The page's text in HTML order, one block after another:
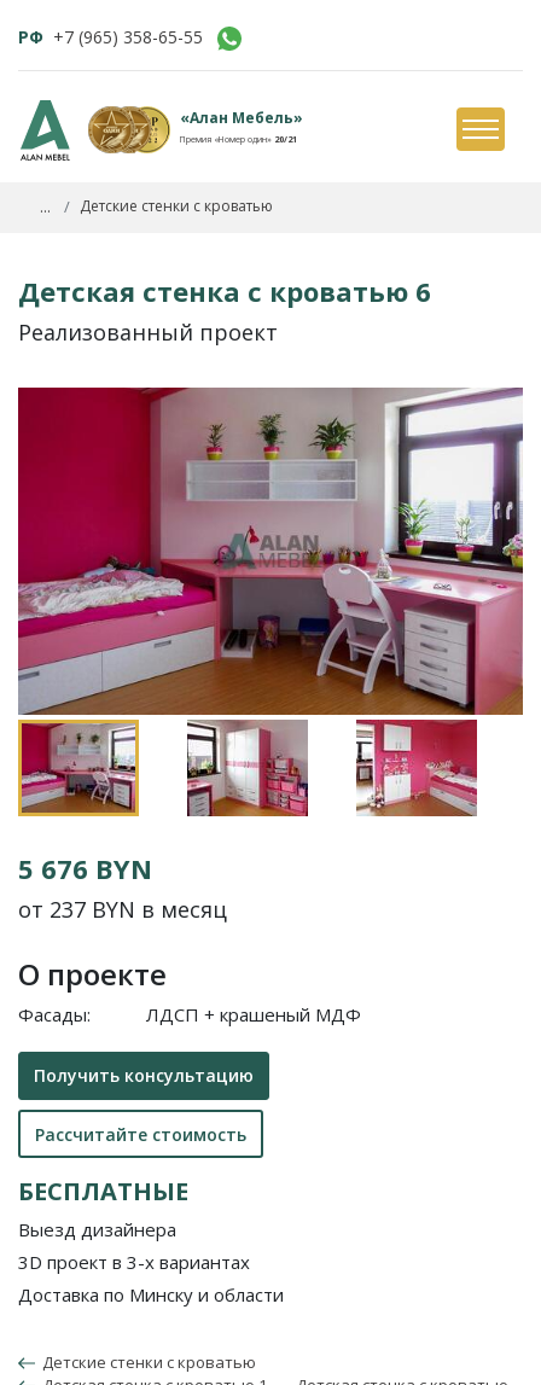
РФ +7 (965) 358-65-55
«Алан Мебель»
Премия «Номер один» 20/21
... Детские стенки с кроватью
Детская стенка с кроватью 6
Реализованный проект
5 676 BYN
от 237 BYN в месяц
О проекте
Фасады: ЛДСП + крашеный МДФ
Получить консультацию
Рассчитайте стоимость
БЕСПЛАТНЫЕ
Выезд дизайнера
3D проект в 3-х вариантах
Доставка по Минску и области
Детские стенки с кроватью